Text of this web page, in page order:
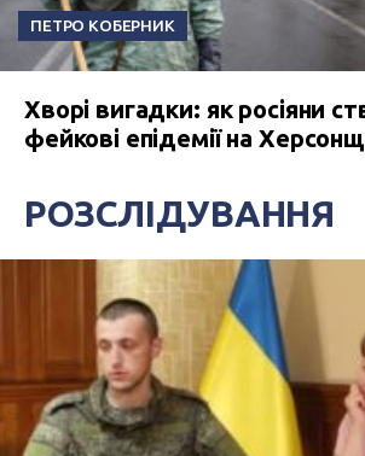
ПЕТРО КОБЕРНИК
Хворі вигадки: як росіяни
фейкові епідемії на
РОЗСЛІДУВАННЯ